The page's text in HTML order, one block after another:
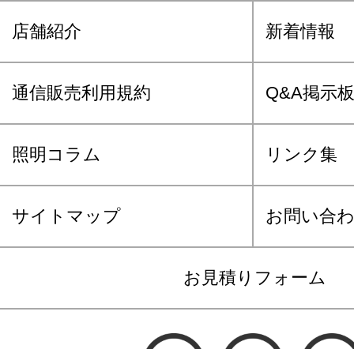
店舗紹介 新着情報
通信販売利用規約 Q&A掲示板
照明コラム リンク集
サイトマップ お問い合
お見積りフォーム